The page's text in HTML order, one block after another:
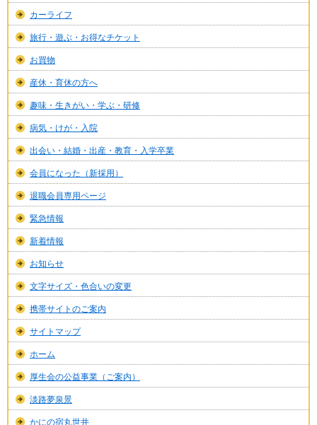
カーライフ
旅行・遊ぶ・お得なチケット
お買物
産休・育休の方へ
趣味・生きがい・学ぶ・研修
病気・けが・入院
出会い・結婚・出産・教育・入学卒業
会員になった（新採用）
退職会員専用ページ
緊急情報
新着情報
お知らせ
文字サイズ・色合いの変更
携帯サイトのご案内
サイトマップ
ホーム
厚生会の公益事業（ご案内）
淡路夢泉景
かにの宿丸世井